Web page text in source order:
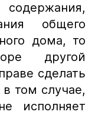
общего
дома, то
другой
сделать
том случае,
исполняет